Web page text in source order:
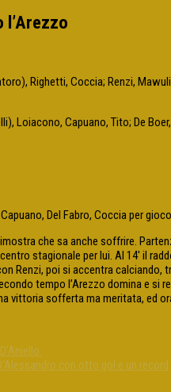
Righetti, Coccia; Renzi,
Loiacono, Capuano, Tito; De
Del Fabro, Coccia per
che sa anche soffrire.
stagionale per lui. Al 14′ il
Renzi, poi si accentra
tempo l’Arezzo domina e
vittoria sofferta ma meritata, ed
con otto gol e un record